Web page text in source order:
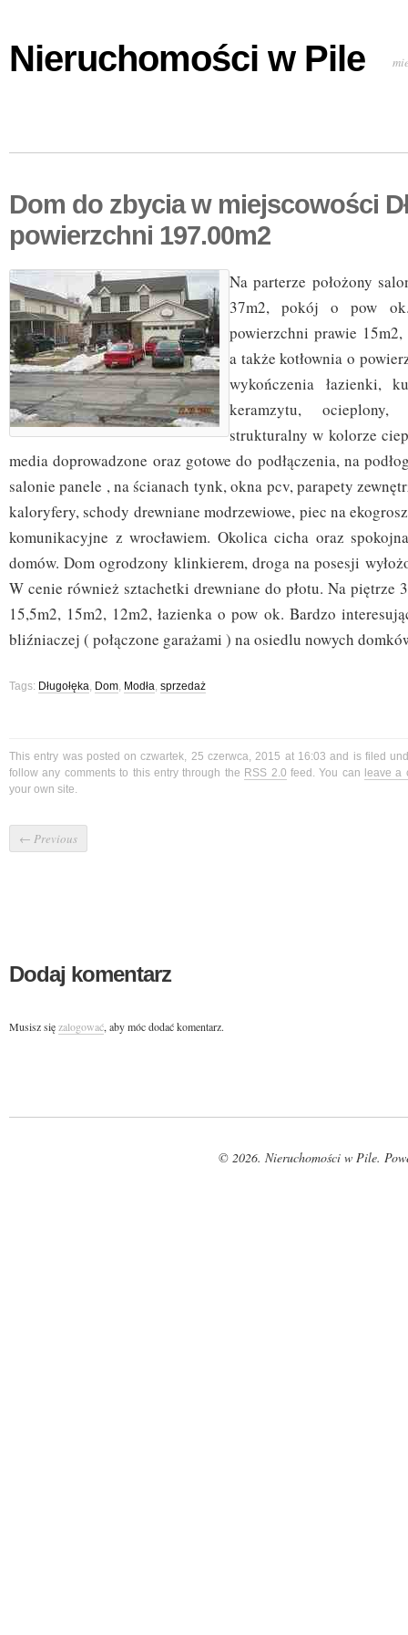
Nieruchomości w Pile
Dom do zbycia w miejscowości
powierzchni 197.00m2
Na parterze położony
37m2, pokój o pow
powierzchni prawie
a także kotłownia o
wykończenia łazienki,
keramzytu,
strukturalny w kolorze
media doprowadzone oraz gotowe do podłączenia, na
salonie panele , na ścianach tynk, okna pcv, parapety
kaloryfery, schody drewniane modrzewiowe, piec na
komunikacyjne z wrocławiem. Okolica cicha oraz
domów. Dom ogrodzony klinkierem, droga na posesji
W cenie również sztachetki drewniane do płotu. Na piętrze
15,5m2, 15m2, 12m2, łazienka o pow ok. Bardzo
bliźniaczej ( połączone garażami ) na osiedlu nowych
Tags: Długołęka, Dom, Modła, sprzedaż
This entry was posted on czwartek, 25 czerwca, 2015 at 16:03 and is filed
follow any comments to this entry through the RSS 2.0 feed. You can leave a
your own site.
← Previous
Dodaj komentarz
Musisz sięzalogować, aby móc dodać komentarz.
© 2026. Nieruchomości w Pile.